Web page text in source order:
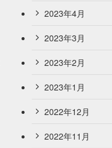
2023年4月
2023年3月
2023年2月
2023年1月
2022年12月
2022年11月